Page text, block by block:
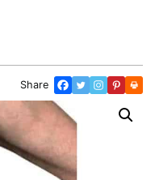
Share